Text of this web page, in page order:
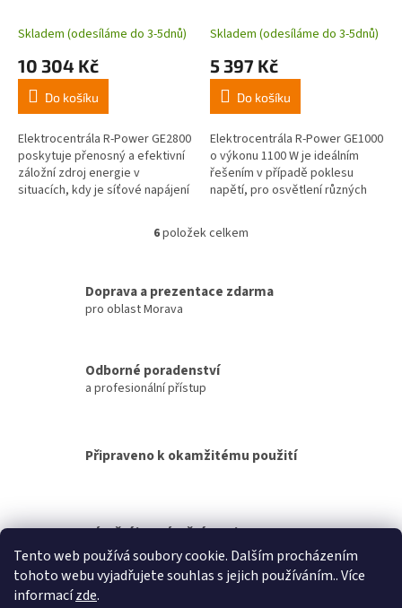
Tento web používá soubory cookie. Dalším procházením
tohoto webu vyjadřujete souhlas s jejich používáním.. Více
informacízde.
Skladem (odesíláme do 3-5dnů)
10 304 Kč
Do košíku
Elektrocentrála R-Power GE2800
poskytuje přenosný a efektivní
záložní zdroj energie v
situacích, kdy je síťové napájení
Skladem (odesíláme do 3-5dnů)
5 397 Kč
Do košíku
Elektrocentrála R-Power GE1000
o výkonu 1100 W je ideálním
řešením v případě poklesu
napětí, pro osvětlení různých
kempinkových aktivitách,
snadno...
O
á
p
r
y
v
s
u
6položek celkem
Doprava a prezentace zdarma
pro oblast Morava
Odborné poradenství
a profesionální přístup
Připraveno k okamžitému použití
Záruční i pozáruční servis